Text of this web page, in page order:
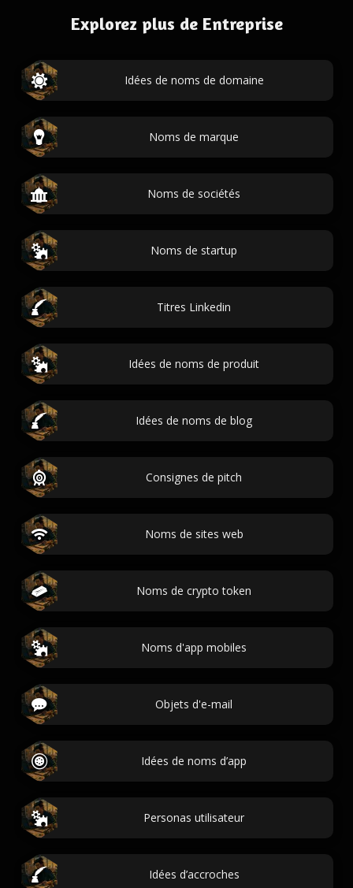
Explorez plus de Entreprise
Idées de noms de domaine
Noms de marque
Noms de sociétés
Noms de startup
Titres Linkedin
Idées de noms de produit
Idées de noms de blog
Consignes de pitch
Noms de sites web
Noms de crypto token
Noms d'app mobiles
Objets d'e-mail
Idées de noms d’app
Personas utilisateur
Idées d’accroches